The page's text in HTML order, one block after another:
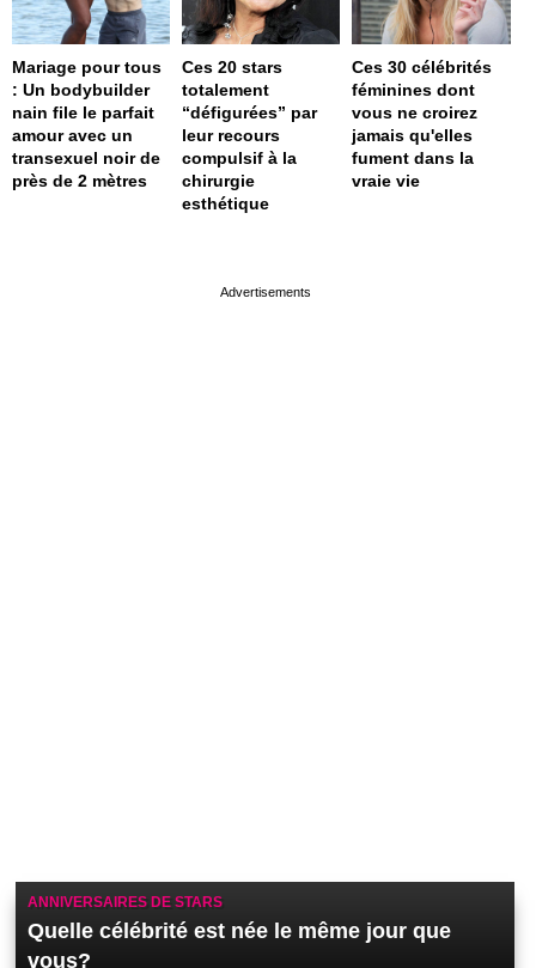
Mariage pour tous
: Un bodybuilder
nain file le parfait
amour avec un
transexuel noir de
près de 2 mètres
Ces 20 stars
totalement
“défigurées” par
leur recours
compulsif à la
chirurgie
esthétique
Ces 30 célébrités
féminines dont
vous ne croirez
jamais qu'elles
fument dans la
vraie vie
ANNIVERSAIRES DE STARS
Quelle célébrité est née le même jour que
vous?